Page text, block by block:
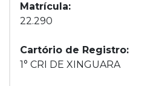
Matrícula:
22.290
Cartório de Registro:
1° CRI DE XINGUARA